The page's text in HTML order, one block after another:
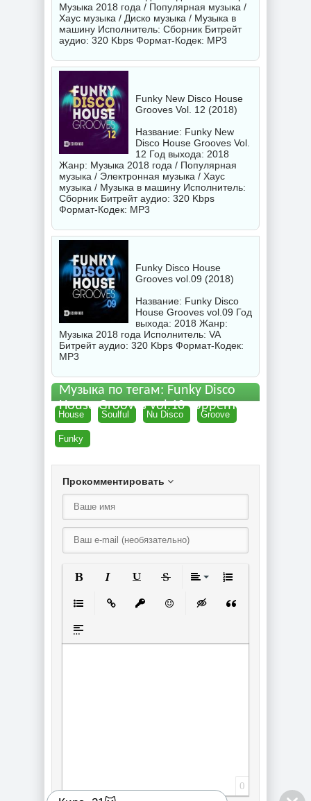
Музыка 2018 года / Популярная музыка /
Хаус музыка / Диско музыка / Музыка в
машину Исполнитель: Сборник Битрейт
аудио: 320 Kbps Формат-Кодек: MP3
Funky New Disco House
Grooves Vol. 12 (2018)
Название: Funky New
Disco House Grooves Vol.
12 Год выхода: 2018
Жанр: Музыка 2018 года / Популярная
музыка / Электронная музыка / Хаус
музыка / Музыка в машину Исполнитель:
Сборник Битрейт аудио: 320 Kbps
Формат-Кодек: MP3
Funky Disco House
Grooves vol.09 (2018)
Название: Funky Disco
House Grooves vol.09 Год
выхода: 2018 Жанр:
Музыка 2018 года Исполнитель: VA
Битрейт аудио: 320 Kbps Формат-Кодек:
MP3
Музыка по тегам: Funky Disco
House Grooves vol.10 торрент
House Soulful Nu Disco Groove
Funky
Прокомментировать
Вставка спойлера
0